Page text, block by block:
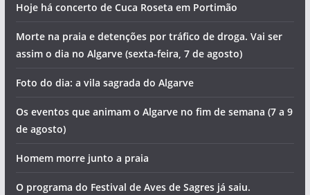
Hoje há concerto de Cuca Roseta em Portimão
Morte na praia e detenções por tráfico de droga. Vai ser
assim o dia no Algarve (sexta-feira, 7 de agosto)
Foto do dia: a vila sagrada do Algarve
Os eventos que animam o Algarve no fim de semana (7 a 9
de agosto)
Homem morre junto a praia
O programa do Festival de Aves de Sagres já saiu.